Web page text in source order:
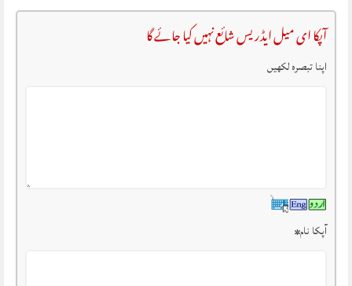
آپکا ای میل ایڈریس شائع نہیں کیا جائے گا
اپنا تبصرہ لکھیں
آپکا نام*